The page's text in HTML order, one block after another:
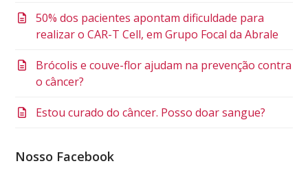
50% dos pacientes apontam dificuldade para
realizar o CAR-T Cell, em Grupo Focal da Abrale
Brócolis e couve-flor ajudam na prevenção contra
o câncer?
Estou curado do câncer. Posso doar sangue?
Nosso Facebook